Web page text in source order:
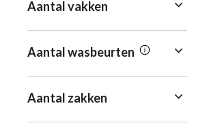
Aantal vakken
Aantal wasbeurten
Aantal zakken